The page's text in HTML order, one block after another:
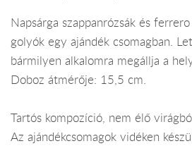
Napsárga szappanrózsák és
golyók egy ajándék csomagban.
bármilyen alkalomra megállja a
Doboz átmérője: 15,5 cm.
Tartós kompozíció, nem élő
Az ajándékcsomagok vidéken